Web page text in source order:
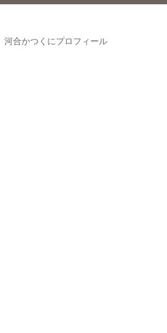
河合かつくにプロフィール